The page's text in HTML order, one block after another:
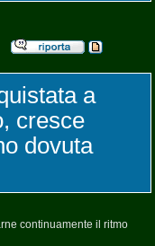
a
cresce
dovuta
continuamente il ritmo